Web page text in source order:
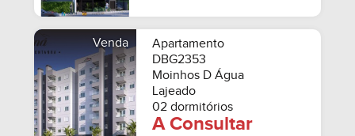
Venda
Apartamento
DBG2353
Moinhos D Água
Lajeado
02 dormitórios
A Consultar